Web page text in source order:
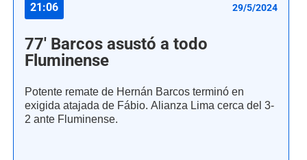
21:06 29/5/2024
77' Barcos asustó a todo
Fluminense
Potente remate de Hernán Barcos terminó en
exigida atajada de Fábio. Alianza Lima cerca del 3-
2 ante Fluminense.